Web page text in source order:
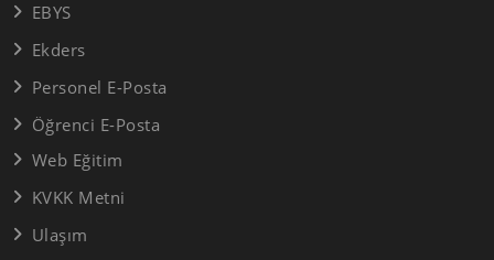
EBYS
Ekders
Personel E-Posta
Öğrenci E-Posta
Web Eğitim
KVKK Metni
Ulaşım